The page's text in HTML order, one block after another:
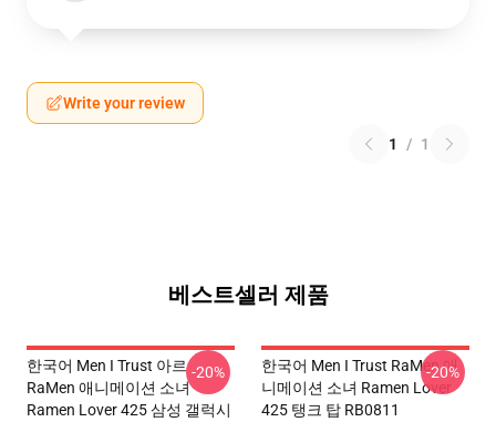
Write your review
1 / 1
베스트셀러 제품
한국어 Men I Trust 아르
RaMen 애니메이션 소녀
Ramen Lover 425 삼성 갤럭시
-20%
한국어 Men I Trust RaMen 애
니메이션 소녀 Ramen Lover
425 탱크 탑 RB0811
-20%